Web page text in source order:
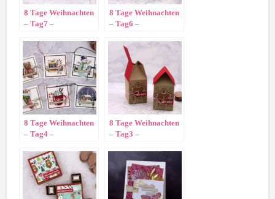
8 Tage Weihnachten
– Tag7 –
8 Tage Weihnachten
– Tag6 –
8 Tage Weihnachten
– Tag4 –
8 Tage Weihnachten
– Tag3 –